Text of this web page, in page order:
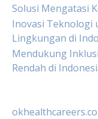
Solusi Mengatasi
Inovasi Teknologi
Lingkungan di
Mendukung
Rendah di